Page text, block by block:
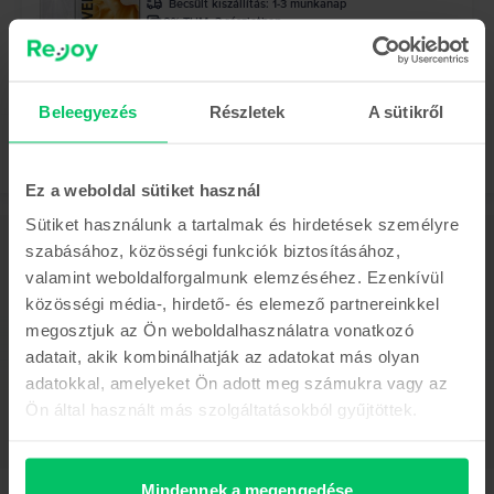
Beleegyezés Részletek A sütikről
Ez a weboldal sütiket használ
Sütiket használunk a tartalmak és hirdetések személyre
szabásához, közösségi funkciók biztosításához,
valamint weboldalforgalmunk elemzéséhez. Ezenkívül
közösségi média-, hirdető- és elemező partnereinkkel
megosztjuk az Ön weboldalhasználatra vonatkozó
adatait, akik kombinálhatják az adatokat más olyan
adatokkal, amelyeket Ön adott meg számukra vagy az
Ön által használt más szolgáltatásokból gyűjtöttek.
Mindennek a megengedése
Becsült kiszállítás: 1-3 munkanap
0% THM, 3 részletben
Leírás
Mobiltelefon Huawei Nova 9 SE, Midnight Black, 128 GB, Nagyon jó
Mutass többet
Termékmegfelelőségi információk
Termékbiztonsági információk
Gyártói információk
Adatok
Márka